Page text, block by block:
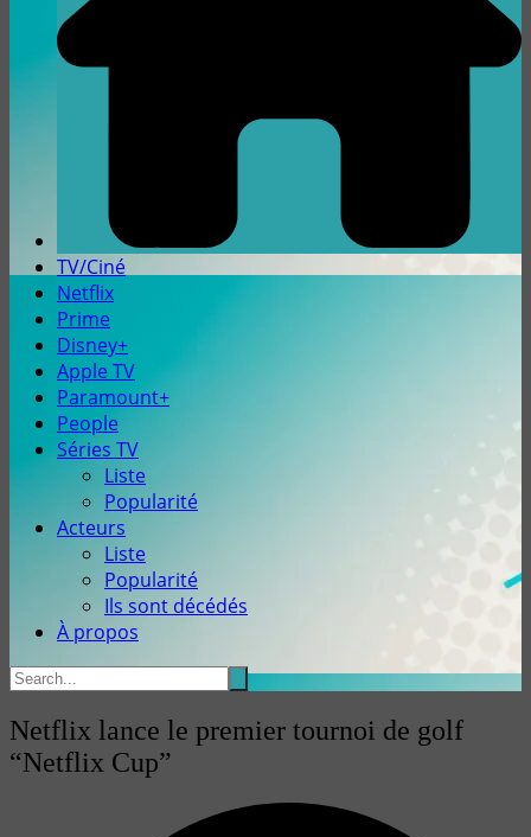
TV/Ciné
Netflix
Prime
Disney+
Apple TV
Paramount+
People
Séries TV
Liste
Popularité
Acteurs
Liste
Popularité
Ils sont décédés
À propos
Netflix lance le premier tournoi de golf
“Netflix Cup”